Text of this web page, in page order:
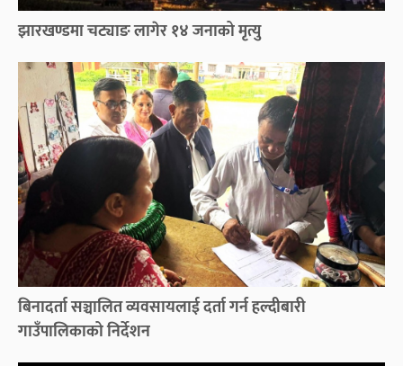
झारखण्डमा चट्याङ लागेर १४ जनाको मृत्यु
बिनादर्ता सञ्चालित व्यवसायलाई दर्ता गर्न हल्दीबारी
गाउँपालिकाको निर्देशन